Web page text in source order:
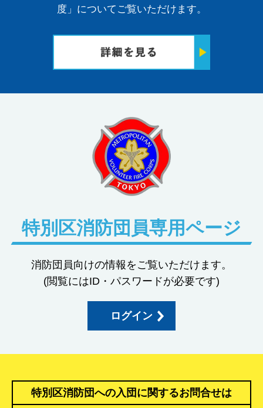
度」についてご覧いただけます。
特別区消防団員専用ページ
消防団員向けの情報をご覧いただけます。
(閲覧にはID・パスワードが必要です)
ログイン
特別区消防団への入団に関するお問合せは